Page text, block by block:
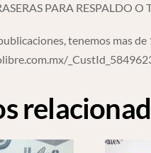
PARA RESPALDO
tenemos mas